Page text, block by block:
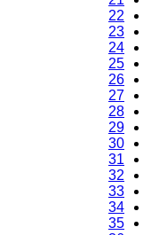
22
23
24
25
26
27
28
29
30
31
32
33
34
35